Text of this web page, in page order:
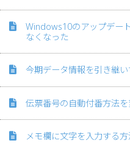
Windows10のアップデー
なくなった
今期データ情報を引き継
伝票番号の自動付番方法
メモ欄に文字を入力する方